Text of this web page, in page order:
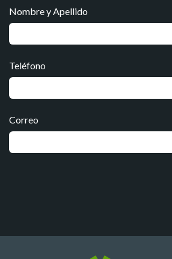
Nombre y Apellido
Teléfono
Correo